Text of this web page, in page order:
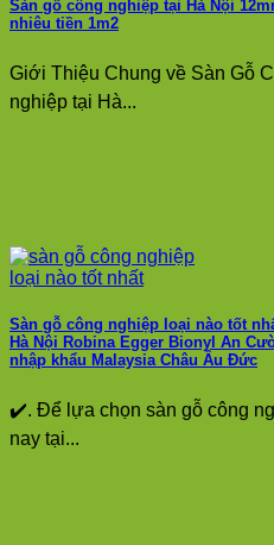
Sàn gỗ công nghiệp tại Hà Nội
nhiêu tiền 1m2
Giới Thiệu Chung về Sàn Gỗ
nghiệp tại Hà...
Sàn gỗ công nghiệp loại nào tốt
Hà Nội Robina Egger Bionyl An
nhập khẩu Malaysia Châu Âu Đức
✔️. Để lựa chọn sàn gỗ công
nay tại...